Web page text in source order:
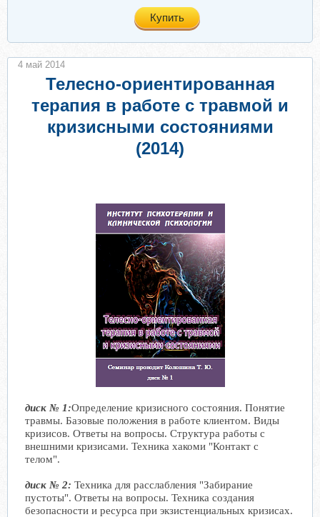
Купить
Телесно-ориентированная
терапия в работе с травмой и
кризисными состояниями
(2014)
диск № 1:Определение кризисного состояния. Понятие
травмы. Базовые положения в работе клиентом. Виды
кризисов. Ответы на вопросы. Структура работы с
внешними кризисами. Техника хакоми "Контакт с
телом".
диск № 2: Техника для расслабления "Забирание
пустоты". Ответы на вопросы. Техника создания
безопасности и ресурса при экзистенциальных кризисах.
4 май 2014